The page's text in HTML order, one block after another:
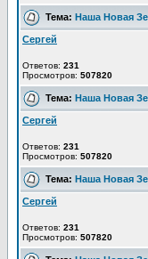
Тема: Наша Новая
Сергей
Ответов: 231
Просмотров: 507820
Тема: Наша Новая
Сергей
Ответов: 231
Просмотров: 507820
Тема: Наша Новая
Сергей
Ответов: 231
Просмотров: 507820